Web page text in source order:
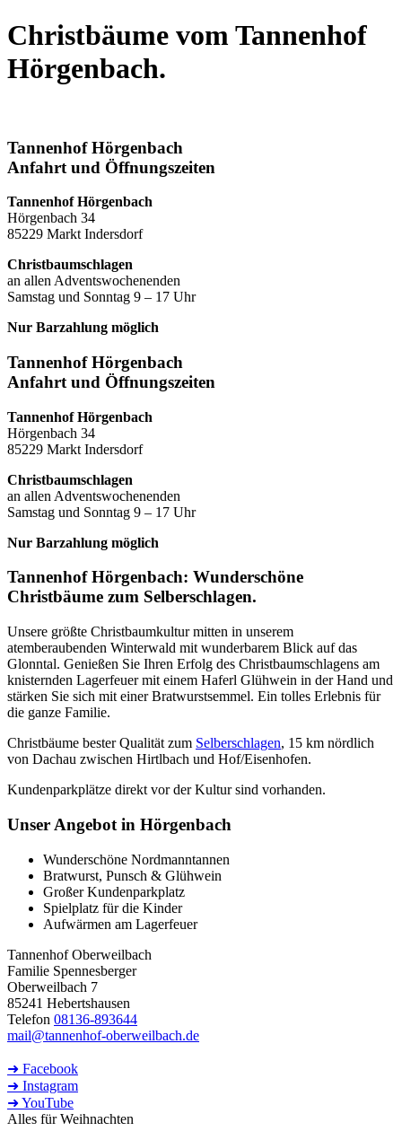
Christbäume vom Tannenhof
Hörgenbach.
Tannenhof Hörgenbach
Anfahrt und Öffnungszeiten
Tannenhof Hörgenbach
Hörgenbach 34
85229 Markt Indersdorf
Christbaumschlagen
an allen Adventswochenenden
Samstag und Sonntag 9 – 17 Uhr
Nur Barzahlung möglich
Tannenhof Hörgenbach
Anfahrt und Öffnungszeiten
Tannenhof Hörgenbach
Hörgenbach 34
85229 Markt Indersdorf
Christbaumschlagen
an allen Adventswochenenden
Samstag und Sonntag 9 – 17 Uhr
Nur Barzahlung möglich
Tannenhof Hörgenbach: Wunderschöne
Christbäume zum Selberschlagen.
Unsere größte Christbaumkultur mitten in unserem
atemberaubenden Winterwald mit wunderbarem Blick auf das
Glonntal. Genießen Sie Ihren Erfolg des Christbaumschlagens am
knisternden Lagerfeuer mit einem Haferl Glühwein in der Hand und
stärken Sie sich mit einer Bratwurstsemmel. Ein tolles Erlebnis für
die ganze Familie.
Christbäume bester Qualität zum Selberschlagen, 15 km nördlich
von Dachau zwischen Hirtlbach und Hof/Eisenhofen.
Kundenparkplätze direkt vor der Kultur sind vorhanden.
Unser Angebot in Hörgenbach
Wunderschöne Nordmanntannen
Bratwurst, Punsch & Glühwein
Großer Kundenparkplatz
Spielplatz für die Kinder
Aufwärmen am Lagerfeuer
Tannenhof Oberweilbach
Familie Spennesberger
Oberweilbach 7
85241 Hebertshausen
Telefon 08136-893644
mail@tannenhof-oberweilbach.de
➜ Facebook
➜ Instagram
➜ YouTube
Alles für Weihnachten